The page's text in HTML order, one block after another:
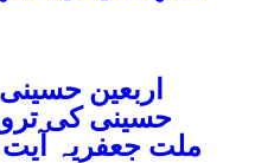
حسینی کی
ملت جعفریہ